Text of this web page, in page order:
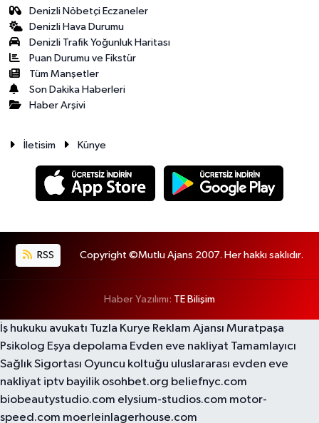
Denizli Nöbetçi Eczaneler
Denizli Hava Durumu
Denizli Trafik Yoğunluk Haritası
Puan Durumu ve Fikstür
Tüm Manşetler
Son Dakika Haberleri
Haber Arşivi
İletisim Künye
RSS Copyright ©Mutlu Ajans 2007. Her hakkı saklıdır.
Haber Yazılımı: TE Bilişim
İş hukuku avukatı Tuzla Kurye Reklam Ajansı Muratpaşa
Psikolog Eşya depolama Evden eve nakliyat Tamamlayıcı
Sağlık Sigortası Oyuncu koltuğu uluslararası evden eve
nakliyat iptv bayilik osohbet.org beliefnyc.com
biobeautystudio.com elysium-studios.com motor-
speed.com moerleinlagerhouse.com